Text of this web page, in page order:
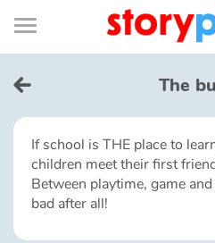
Connexion
Bibliothèque
de
page
Menu
Log in
Try for free
Library
The
If school is THE place to
children meet their first
Between playtime, game
bad after all!